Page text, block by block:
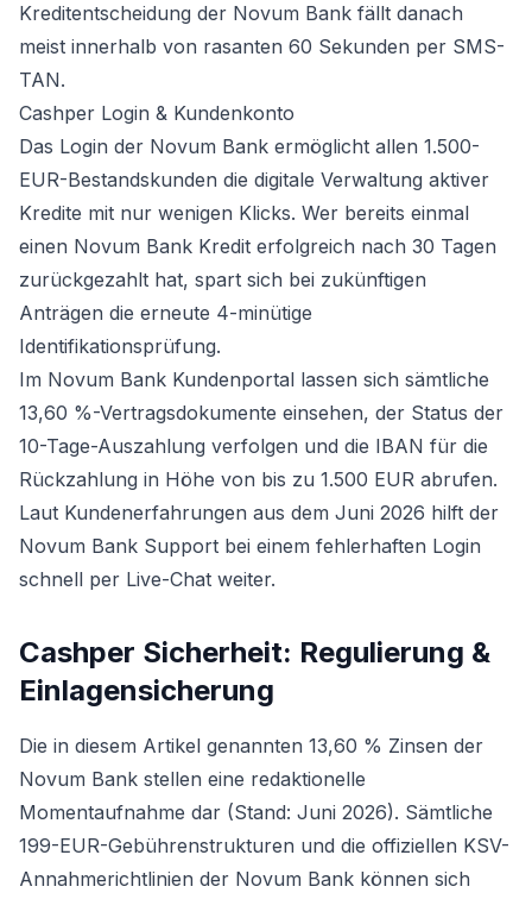
Kreditentscheidung der Novum Bank fällt danach
meist innerhalb von rasanten 60 Sekunden per SMS-
TAN.
Cashper Login & Kundenkonto
Das Login der Novum Bank ermöglicht allen 1.500-
EUR-Bestandskunden die digitale Verwaltung aktiver
Kredite mit nur wenigen Klicks. Wer bereits einmal
einen Novum Bank Kredit erfolgreich nach 30 Tagen
zurückgezahlt hat, spart sich bei zukünftigen
Anträgen die erneute 4-minütige
Identifikationsprüfung.
Im Novum Bank Kundenportal lassen sich sämtliche
13,60 %-Vertragsdokumente einsehen, der Status der
10-Tage-Auszahlung verfolgen und die IBAN für die
Rückzahlung in Höhe von bis zu 1.500 EUR abrufen.
Laut Kundenerfahrungen aus dem Juni 2026 hilft der
Novum Bank Support bei einem fehlerhaften Login
schnell per Live-Chat weiter.
Cashper Sicherheit: Regulierung &
Einlagensicherung
Die in diesem Artikel genannten 13,60 % Zinsen der
Novum Bank stellen eine redaktionelle
Momentaufnahme dar (Stand: Juni 2026). Sämtliche
199-EUR-Gebührenstrukturen und die offiziellen KSV-
Annahmerichtlinien der Novum Bank können sich